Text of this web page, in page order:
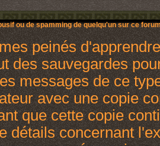
ou de spamming de quelqu'un sur ce
peinés
des sauvegardes
messages de ce
avec une copie
que cette copie
détails concernant